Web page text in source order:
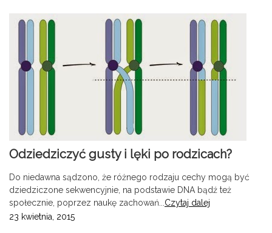
Odziedziczyć gusty i lęki po rodzicach?
Do niedawna sądzono, że różnego rodzaju cechy mogą być
dziedziczone sekwencyjnie, na podstawie DNA bądź też
społecznie, poprzez naukę zachowań... Czytaj dalej
23 kwietnia, 2015